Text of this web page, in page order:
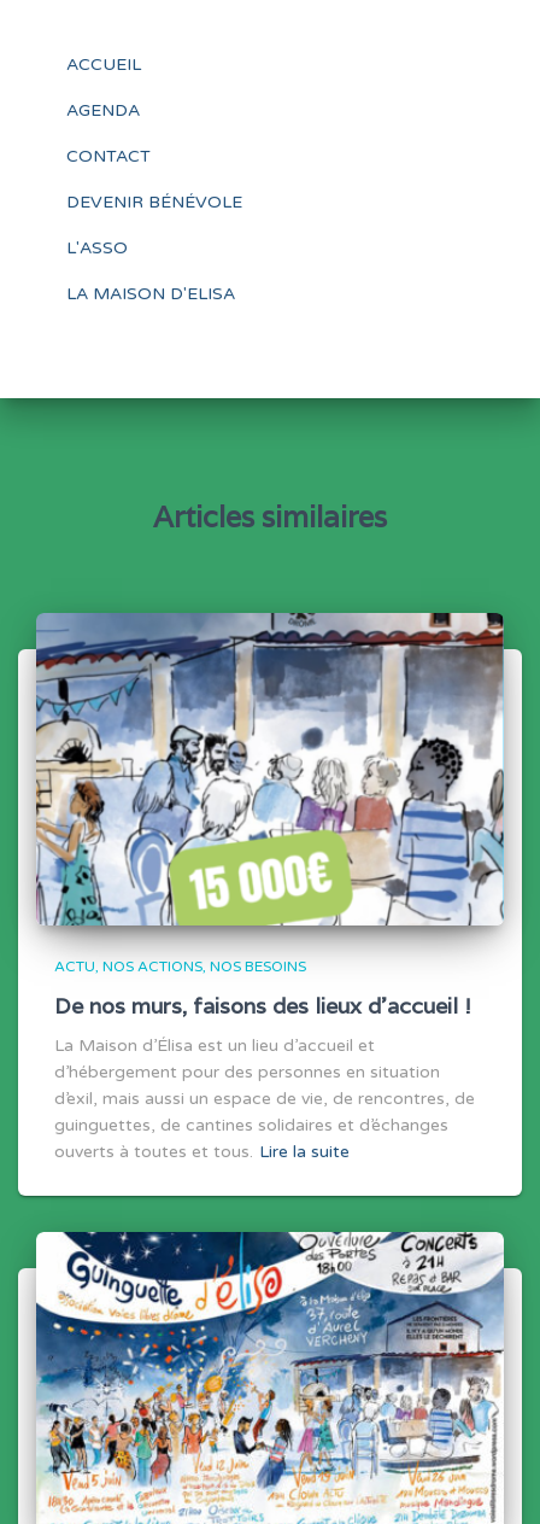
ACCUEIL
AGENDA
CONTACT
DEVENIR BÉNÉVOLE
L'ASSO
LA MAISON D'ELISA
Articles similaires
ACTU NOS ACTIONS NOS BESOINS
De nos murs, faisons des lieux d’accueil !
La Maison d’Élisa est un lieu d’accueil et
d’hébergement pour des personnes en situation
d’exil, mais aussi un espace de vie, de rencontres, de
guinguettes, de cantines solidaires et d’échanges
ouverts à toutes et tous. Lire la suite